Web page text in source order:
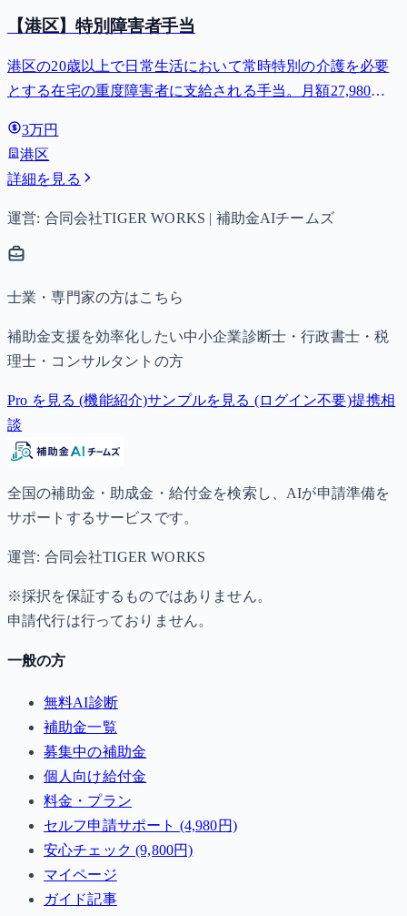
【港区】特別障害者手当
港区の20歳以上で日常生活において常時特別の介護を必要
とする在宅の重度障害者に支給される手当。月額27,980
3万円
港区
詳細を見る
運営: 合同会社TIGER WORKS | 補助金AIチームズ
士業・専門家の方はこちら
補助金支援を効率化したい中小企業診断士・行政書士・税
理士・コンサルタントの方
Pro を見る (機能紹介)サンプルを見る (ログイン不要)提携相
談
全国の補助金・助成金・給付金を検索し、AIが申請準備を
サポートするサービスです。
運営: 合同会社TIGER WORKS
※採択を保証するものではありません。
申請代行は行っておりません。
一般の方
無料AI診断
補助金一覧
募集中の補助金
個人向け給付金
料金・プラン
セルフ申請サポート (4,980円)
安心チェック (9,800円)
マイページ
ガイド記事